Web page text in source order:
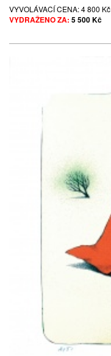
VYVOLÁVACÍ CENA:4 800 Kč
VYDRAŽENO ZA: 5 500 Kč